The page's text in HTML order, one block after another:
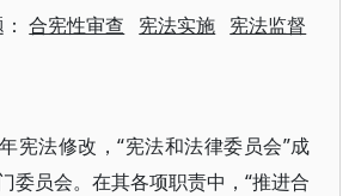
：合宪性审查 宪法实施 宪法监督
宪法修改，“宪法和法律委员会”成
委员会。在其各项职责中，“推进合